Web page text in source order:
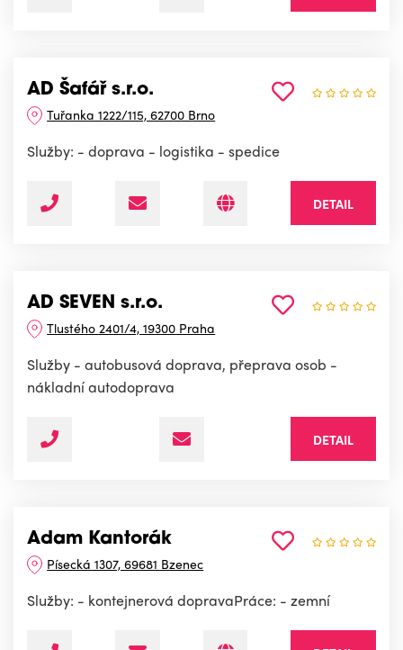
AD Šafář s.r.o.
Tuřanka 1222/115, 62700 Brno
Služby: - doprava - logistika - spedice
DETAIL
AD SEVEN s.r.o.
Tlustého 2401/4, 19300 Praha
Služby - autobusová doprava, přeprava osob -
nákladní autodoprava
DETAIL
Adam Kantorák
Písecká 1307, 69681 Bzenec
Služby: - kontejnerová dopravaPráce: - zemní